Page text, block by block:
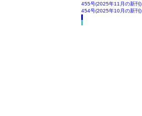
455号(2025年11月の新刊)
454号(2025年10月の新刊)